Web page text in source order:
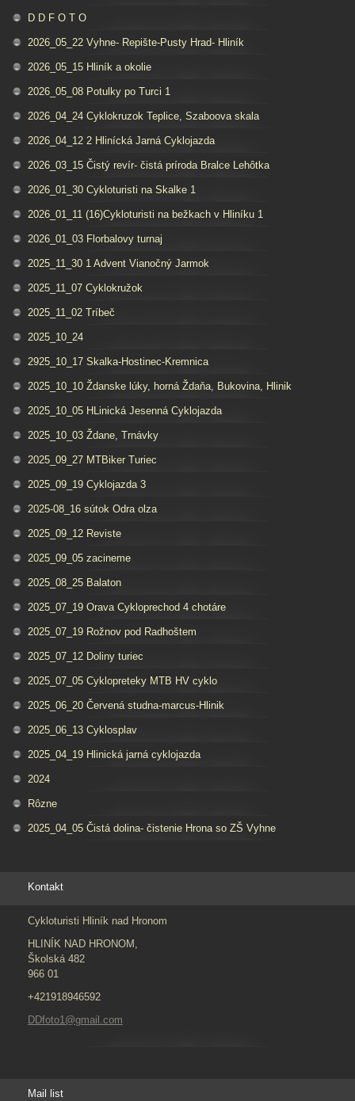
D D F O T O
2026_05_22 Vyhne- Repište-Pusty Hrad- Hliník
2026_05_15 Hliník a okolie
2026_05_08 Potulky po Turci 1
2026_04_24 Cyklokruzok Teplice, Szaboova skala
2026_04_12 2 Hlinícká Jarná Cyklojazda
2026_03_15 Čistý revír- čistá príroda Bralce Lehôtka
2026_01_30 Cykloturisti na Skalke 1
2026_01_11 (16)Cykloturisti na bežkach v Hliníku 1
2026_01_03 Florbalovy turnaj
2025_11_30 1 Advent Vianočný Jarmok
2025_11_07 Cyklokružok
2025_11_02 Tríbeč
2025_10_24
2925_10_17 Skalka-Hostinec-Kremnica
2025_10_10 Ždanske lúky, horná Ždaňa, Bukovina, Hlinik
2025_10_05 HLinická Jesenná Cyklojazda
2025_10_03 Ždane, Trnávky
2025_09_27 MTBiker Turiec
2025_09_19 Cyklojazda 3
2025-08_16 sútok Odra olza
2025_09_12 Reviste
2025_09_05 zacineme
2025_08_25 Balaton
2025_07_19 Orava Cykloprechod 4 chotáre
2025_07_19 Rožnov pod Radhoštem
2025_07_12 Doliny turiec
2025_07_05 Cyklopreteky MTB HV cyklo
2025_06_20 Červená studna-marcus-Hlinik
2025_06_13 Cyklosplav
2025_04_19 Hlinická jarná cyklojazda
2024
Rôzne
2025_04_05 Čistá dolina- čistenie Hrona so ZŠ Vyhne
Kontakt
Cykloturisti Hliník nad Hronom
HLINÍK NAD HRONOM,
Školská 482
966 01
+421918946592
DDfoto1@gmail.com
Mail list